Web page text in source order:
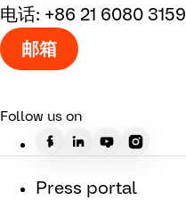
电话: +86 21 6080 3159
邮箱
Follow us on
Press portal